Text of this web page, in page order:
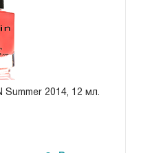
Summer 2014, 12 мл.